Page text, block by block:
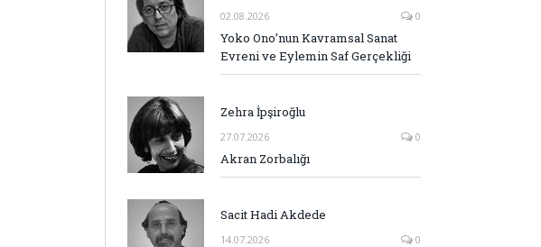
02.08.2026 0
Yoko Ono’nun Kavramsal Sanat
Evreni ve Eylemin Saf Gerçekliği
Zehra İpşiroğlu
27.07.2026 0
Akran Zorbalığı
Sacit Hadi Akdede
14.07.2026 0